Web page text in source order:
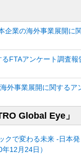
企業の海外事業展開に
FTAアンケート調査
外事業展開に関するア
Global Eye」
クで変わる未来 ‐日本
12月24日）